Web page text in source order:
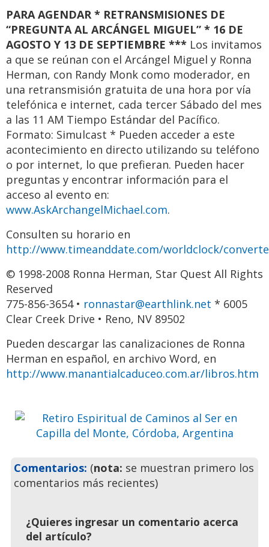
PARA AGENDAR * RETRANSMISIONES DE
“PREGUNTA AL ARCÁNGEL MIGUEL” * 16 DE
AGOSTO Y 13 DE SEPTIEMBRE *** Los invitamos
a que se reúnan con el Arcángel Miguel y Ronna
Herman, con Randy Monk como moderador, en
una retransmisión gratuita de una hora por vía
telefónica e internet, cada tercer Sábado del mes
a las 11 AM Tiempo Estándar del Pacífico.
Formato: Simulcast * Pueden acceder a este
acontecimiento en directo utilizando su teléfono
o por internet, lo que prefieran. Pueden hacer
preguntas y encontrar información para el
acceso al evento en:
www.AskArchangelMichael.com.
Consulten su horario en
http://www.timeanddate.com/worldclock/
© 1998-2008 Ronna Herman, Star Quest All Rights
Reserved
775-856-3654 • ronnastar@earthlink.net * 6005
Clear Creek Drive • Reno, NV 89502
Pueden descargar las canalizaciones de Ronna
Herman en español, en archivo Word, en
http://www.manantialcaduceo.com.ar/libros.htm
Ser en Capilla del Monte,
Córdoba, Argentina
Previo
Comentarios: (nota: se muestran primero los
comentarios más recientes)
¿Quieres ingresar un comentario acerca
del artículo?